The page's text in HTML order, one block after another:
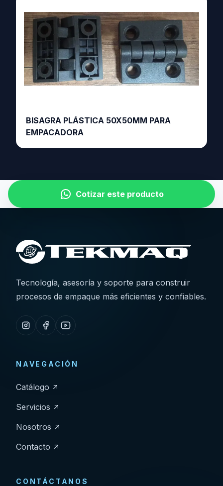
BISAGRA PLÁSTICA 50X50MM PARA
EMPACADORA
Cotizar este producto
Tecnología, asesoría y soporte para construir
procesos de empaque más eficientes y confiables.
NAVEGACIÓN
Catálogo
Servicios
Nosotros
Contacto
CONTÁCTANOS